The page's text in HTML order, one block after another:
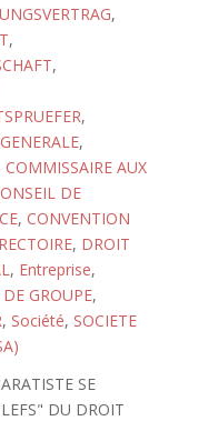
,
,
,
,
,
COMMISSAIRE AUX
DE
, CONVENTION
, DROIT
, Entreprise,
GROUPE,
, Société, SOCIETE
SE
DU DROIT